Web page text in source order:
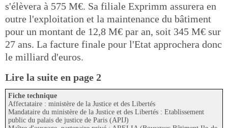
s'élèvera à 575 M€. Sa filiale Exprimm assurera en
outre l'exploitation et la maintenance du bâtiment
pour un montant de 12,8 M€ par an, soit 345 M€ sur
27 ans. La facture finale pour l'Etat approchera donc
le milliard d'euros.
Lire la suite en page 2
Fiche technique
Affectataire : ministère de la Justice et des Libertés
Mandataire du ministère de la Justice et des Libertés : Etablissement
public du palais de justice de Paris (APIJ)